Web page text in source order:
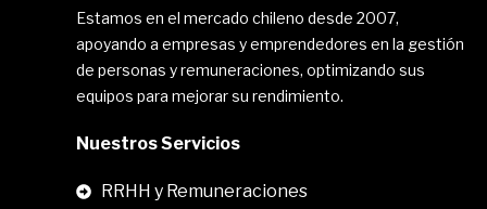
Estamos en el mercado chileno desde 2007,
apoyando a empresas y emprendedores en la gestión
de personas y remuneraciones, optimizando sus
equipos para mejorar su rendimiento.
Nuestros Servicios
RRHH y Remuneraciones